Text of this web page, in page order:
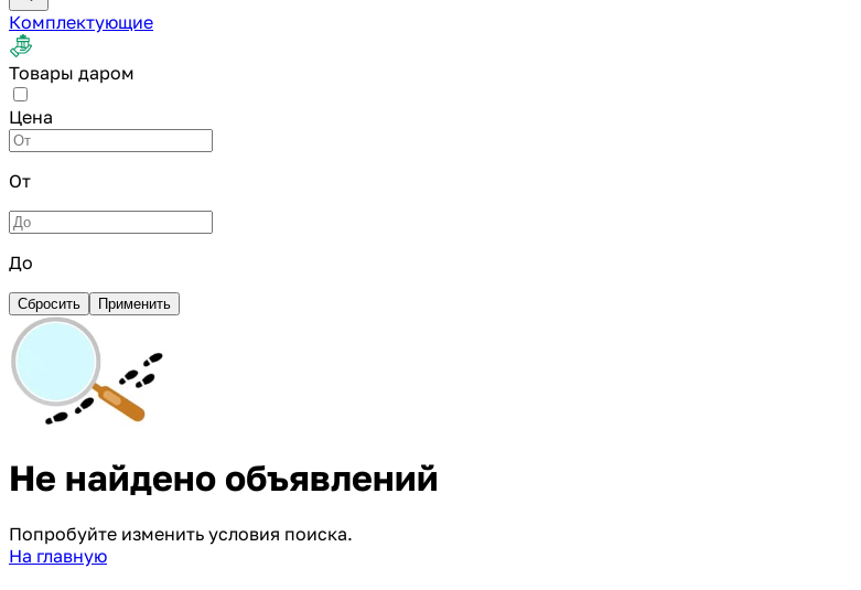
Комплектующие
Товары даром
Цена
От
До
Сбросить Применить
Не найдено объявлений
Попробуйте изменить условия поиска.
На главную